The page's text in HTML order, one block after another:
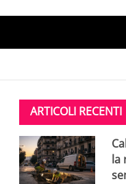
ARTICOLI RECENTI
la